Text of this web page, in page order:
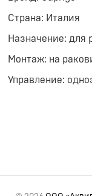
Страна: Италия
Назначение: для
Монтаж: на
Управление: